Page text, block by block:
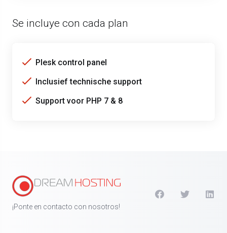
Se incluye con cada plan
Plesk control panel
Inclusief technische support
Support voor PHP 7 & 8
¡Ponte en contacto con nosotros!